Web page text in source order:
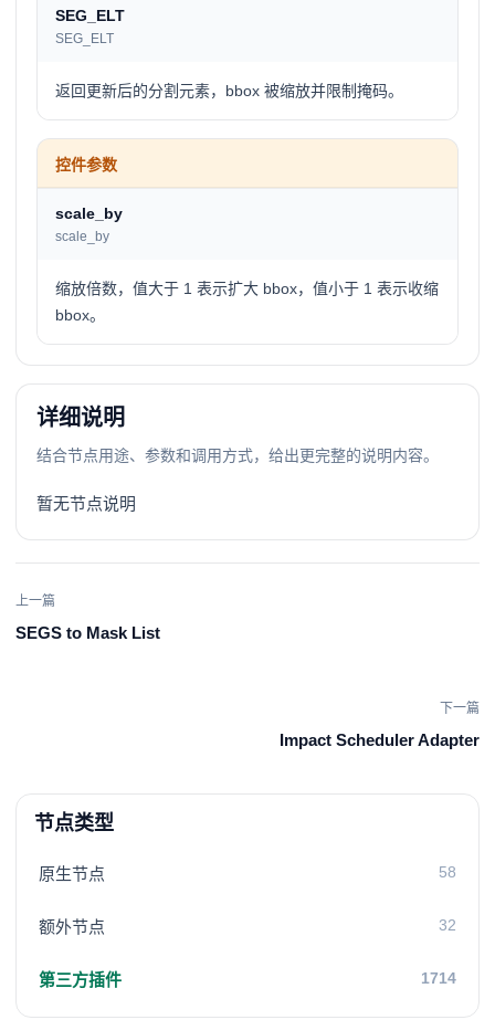
SEG_ELT
SEG_ELT
返回更新后的分割元素，bbox 被缩放并限制掩码。
控件参数
scale_by
scale_by
缩放倍数，值大于 1 表示扩大 bbox，值小于 1 表示收缩
bbox。
详细说明
结合节点用途、参数和调用方式，给出更完整的说明内容。
暂无节点说明
上一篇
SEGS to Mask List
下一篇
Impact Scheduler Adapter
节点类型
原生节点 58
额外节点 32
第三方插件 1714